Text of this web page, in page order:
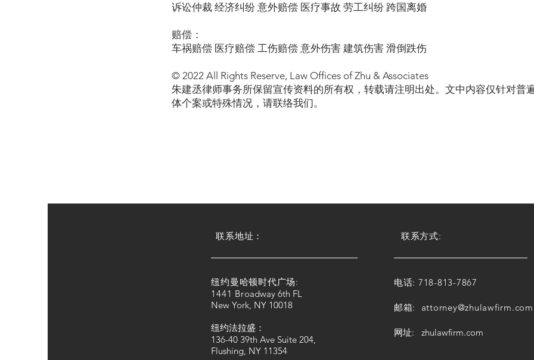
诉讼仲裁 经济纠纷 意外赔偿 医疗事故 劳工纠纷 跨国离婚
赔偿：
车祸赔偿 医疗赔偿 工伤赔偿 意外伤害 建筑伤害 滑倒跌伤
© 2022 All Rights Reserve, Law Offices of Zhu & Associates
朱建丞律师事务所保留宣传资料的所有权，转载请注明出处。文中内容仅针对普
体个案或特殊情况，请联络我们。
​联系地址：
纽约曼哈顿时代广场:
1441 Broadway 6th FL
New York, NY 10018
纽约法拉盛：
136-40 39th Ave Suite 204,
Flushing, NY 11354
联系方式:
电话: 718-813-7867
邮箱: attorney@zhulawfirm.com
网址: zhulawfirm.com